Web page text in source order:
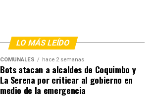
LO MÁS LEÍDO
COMUNALES hace 2 semanas
Bots atacan a alcaldes de Coquimbo y
La Serena por criticar al gobierno en
medio de la emergencia